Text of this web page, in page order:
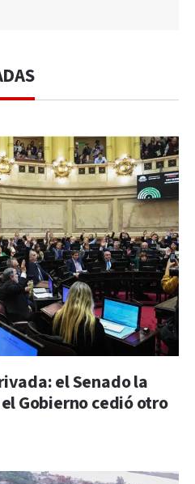
el Senado la
Gobierno cedió otro